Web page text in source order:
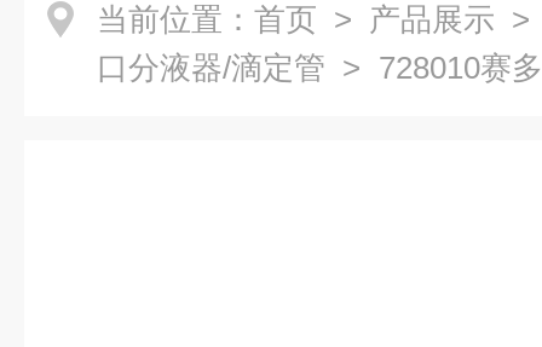
当前位置： 首页 > 产品展示
口分液器/滴定管 > 728010赛